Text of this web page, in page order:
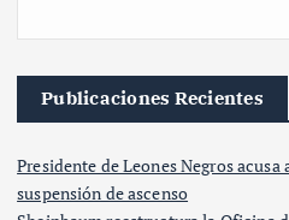
Publicaciones Recientes
Presidente de Leones Negros acusa
suspensión de ascenso